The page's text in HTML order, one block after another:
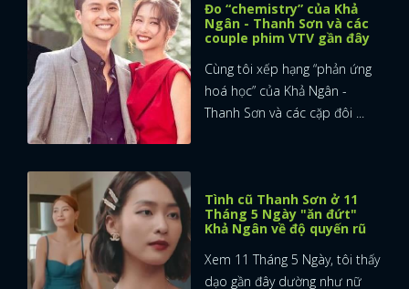
Đo “chemistry” của Khả
Ngân - Thanh Sơn và các
couple phim VTV gần đây
Cùng tôi xếp hạng “phản ứng
hoá học” của Khả Ngân -
Thanh Sơn và các cặp đôi ...
Tình cũ Thanh Sơn ở 11
Tháng 5 Ngày "ăn đứt"
Khả Ngân về độ quyến rũ
Xem 11 Tháng 5 Ngày, tôi thấy
dạo gần đây dường như nữ